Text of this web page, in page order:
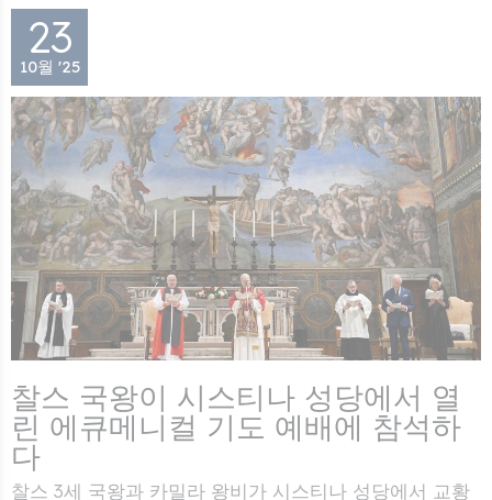
23
10월 '25
찰스 국왕이 시스티나 성당에서 열
린 에큐메니컬 기도 예배에 참석하
다
찰스 3세 국왕과 카밀라 왕비가 시스티나 성당에서 교황